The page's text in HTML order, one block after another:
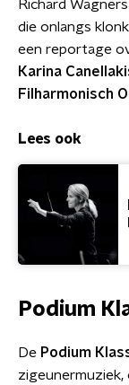
Richard
die onlangs
een reportage
Karina Cane
Filharmonisch
Lees ook
Podium
De Podium